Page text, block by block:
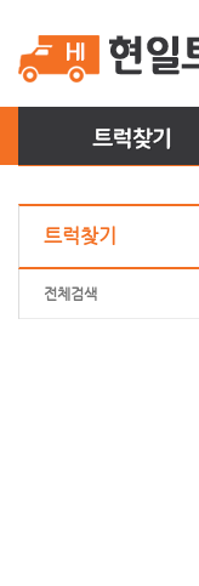
트럭찾기
전체검색